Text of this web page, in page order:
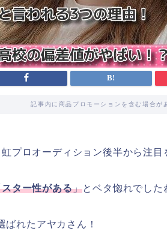
記事内に商品プロモーションを含む場合が
プロオーディション後半から注目
スター性がある」とベタ惚れでした
れたアヤカさん！